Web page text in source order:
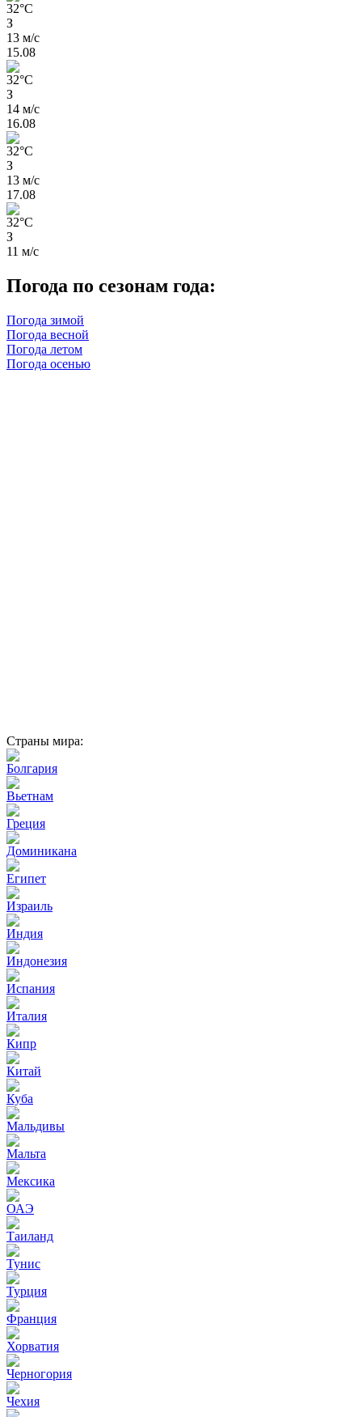
32°C
З
13 м/с
15.08
32°C
З
14 м/с
16.08
32°C
З
13 м/с
17.08
32°C
З
11 м/с
Погода по сезонам года:
Погода зимой
Погода весной
Погода летом
Погода осенью
Страны мира:
Болгария
Вьетнам
Греция
Доминикана
Египет
Израиль
Индия
Индонезия
Испания
Италия
Кипр
Китай
Куба
Мальдивы
Мальта
Мексика
ОАЭ
Таиланд
Тунис
Турция
Франция
Хорватия
Черногория
Чехия